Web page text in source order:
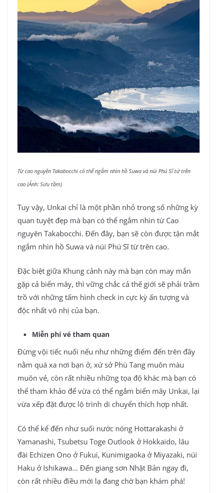
Từ cao nguyên Takabocchi có thể ngắm nhìn hồ Suwa và núi Phú Sĩ từ trên
cao (Ảnh: Sưu tầm)
Tuy vậy, Unkai chỉ là một phần nhỏ trong số những kỳ
quan tuyệt đẹp mà bạn có thể ngắm nhìn từ Cao
nguyên Takabocchi. Đến đây, bạn sẽ còn được tận mắt
ngắm nhìn hồ Suwa và núi Phú Sĩ từ trên cao.
Đặc biệt giữa Khung cảnh này mà bạn còn may mắn
gặp cả biển mây, thì vững chắc cả thế giới sẽ phải trầm
trồ với những tấm hình check in cực kỳ ấn tượng và
độc nhất vô nhị của bạn.
Miễn phí vé tham quan
Đừng vội tiếc nuối nếu như những điểm đến trên đây
nằm quá xa nơi bạn ở, xứ sở Phù Tang muôn màu
muôn vẻ, còn rất nhiều những tọa độ khác mà bạn có
thể tham khảo để vừa có thể ngắm biển mây Unkai, lại
vừa xếp đặt được lộ trình di chuyển thích hợp nhất.
Có thể kể đến như suối nước nóng Hottarakashi ở
Yamanashi, Tsubetsu Toge Outlook ở Hokkaido, lâu
đài Echizen Ono ở Fukui, Kunimigaoka ở Miyazaki, núi
Haku ở Ishikawa… Đến giang sơn Nhật Bản ngay đi,
còn rất nhiều điều mới lạ đang chờ bạn khám phá!